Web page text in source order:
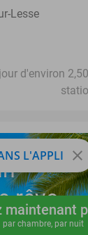
maintenant
par chambre, par nuit
Lesse
d'environ
rêve
3.000 €
L'APPLI close